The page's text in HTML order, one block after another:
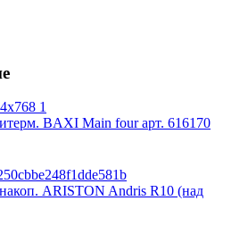
BAXI Main four арт. 616170
ARISTON Andris R10 (над